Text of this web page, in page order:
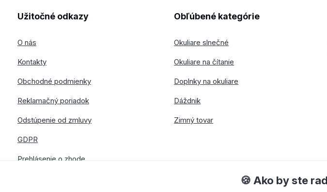
Užitočné odkazy
O nás
Kontakty
Obchodné podmienky
Reklamačný poriadok
Odstúpenie od zmluvy
GDPR
Prehlásenie o zhode
Obľúbené kategórie
Okuliare slnečné
Okuliare na čítanie
Doplnky na okuliare
Dáždnik
Zimný tovar
🍪 Ako by ste